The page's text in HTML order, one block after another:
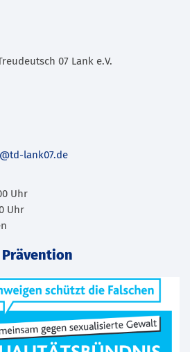
07 Lank e.V.
lank07.de
Uhr
Uhr